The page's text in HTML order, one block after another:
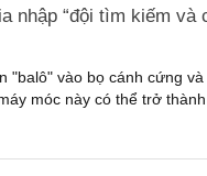
nhập “đội tìm kiếm và
"balô" vào bọ cánh cứng
móc này có thể trở